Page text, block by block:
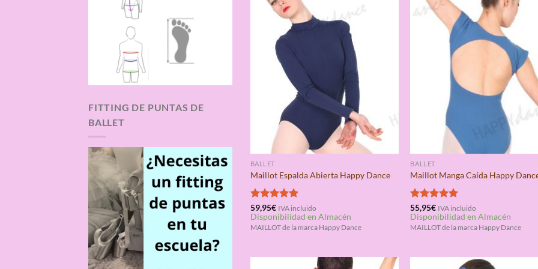
FITTING DE PUNTAS DE
BALLET
BALLET
Maillot Espalda Abierta Happy Dance
Valorado
con5.00
de 5
59,95€ IVA incluido
Disponibilidad en Almacén
MAILLOT de la marca Happy Dance
BALLET
Maillot Manga Caída Happy
Valorado
con5.00
de 5
55,95€ IVA incluido
Disponibilidad en Almacén
MAILLOT de la marca Happy Dance